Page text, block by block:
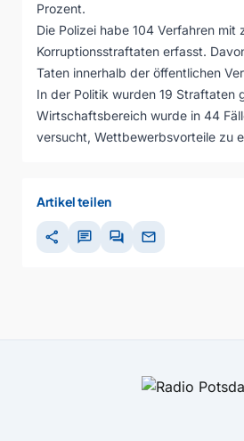
Prozent.
Die Polizei habe 104 Verfahren mit
Korruptionsstraftaten erfasst.
Taten innerhalb der öffentlichen
In der Politik wurden 19 Straftaten
Wirtschaftsbereich wurde in 44
versucht, Wettbewerbsvorteile zu
Artikel teilen
share chat forum mail